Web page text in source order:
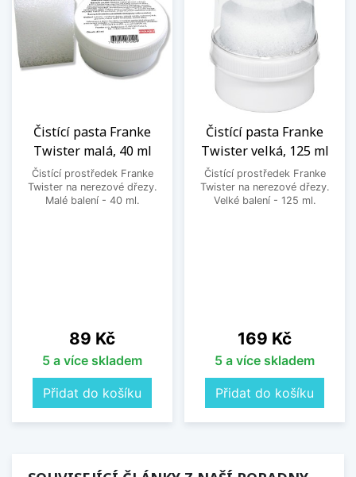
Čistící pasta Franke
Twister malá, 40 ml
Čistící prostředek Franke
Twister na nerezové dřezy.
Malé balení - 40 ml.
Cena
89 Kč
5 a více skladem
Přidat do košíku
Čistící pasta Franke
Twister velká, 125 ml
Čistící prostředek Franke
Twister na nerezové dřezy.
Velké balení - 125 ml.
Cena
169 Kč
5 a více skladem
Přidat do košíku